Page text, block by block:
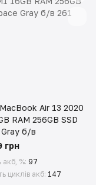
Air 13 2020
RAM 256GB SSD
б/в
грн
акб, % 97
циклів акб 147